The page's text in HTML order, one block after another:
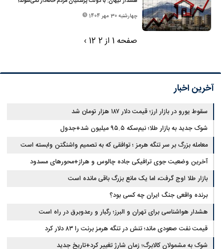
چهارشنبه 30 مهر 1404
صفحه 1 از 2 12
›
آخرین اخبار
سقوط یورو در بازار ارز؛ قیمت دلار ۱۸۷ هزار تومان شد
شوک جدید به بازار طلا؛ نیم‌سکه ۹۵.۵ میلیون شد+جدول
معامله بزرگ بر سر تنگه هرمز ؛ توافقی که به تصمیم واشنگتن وابسته است
آخرین وضعیت جوی ترافیکی جاده چالوس و هراز+محورهای مسدود
بازار طلا اوج گرفت، اما یک مانع بزرگ باقی مانده است
برنده واقعی جنگ ایران چه کسی بود؟
هشدار هواشناسی برای تهران و البرز؛ رگبار و رعدوبرق در راه است
قیمت نفت صعودی ماند؛ تنش در تنگه هرمز برنت را ۸۳ دلار کرد
شوک به مشمولان کالابرگ؛ زمان شارژ تغییر کرد+تاریخ جدید